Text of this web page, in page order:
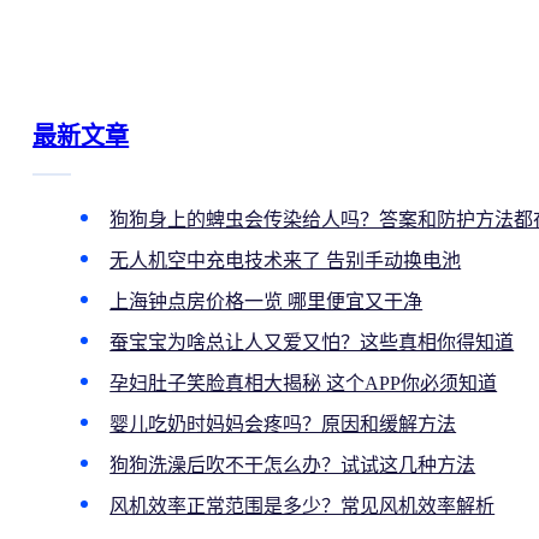
最新文章
狗狗身上的蜱虫会传染给人吗？答案和防护方法都
无人机空中充电技术来了 告别手动换电池
上海钟点房价格一览 哪里便宜又干净
蚕宝宝为啥总让人又爱又怕？这些真相你得知道
孕妇肚子笑脸真相大揭秘 这个APP你必须知道
婴儿吃奶时妈妈会疼吗？原因和缓解方法
狗狗洗澡后吹不干怎么办？试试这几种方法
风机效率正常范围是多少？常见风机效率解析